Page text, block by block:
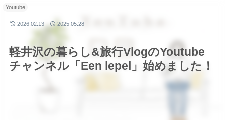
軽井沢の暮らし&旅行VlogのYoutube
チャンネル「Een lepel」始めました！
Youtube
2026.02.13 2025.05.28